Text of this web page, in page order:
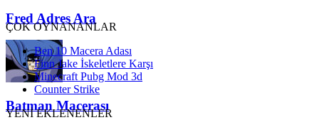
Fred Adres Ara
Batman Macerası
ÇOK OYNANANLAR
Ben 10 Macera Adası
Finn Jake İskeletlere Karşı
Minecraft Pubg Mod 3d
Counter Strike
YENİ EKLENENLER